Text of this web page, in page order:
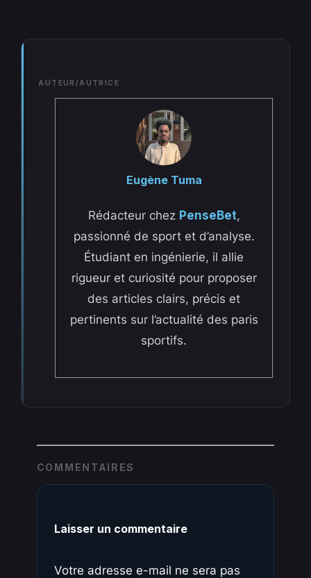
AUTEUR/AUTRICE
Eugène Tuma
Rédacteur chez PenseBet,
passionné de sport et d’analyse.
Étudiant en ingénierie, il allie
rigueur et curiosité pour proposer
des articles clairs, précis et
pertinents sur l’actualité des paris
sportifs.
COMMENTAIRES
Laisser un commentaire
Votre adresse e-mail ne sera pas